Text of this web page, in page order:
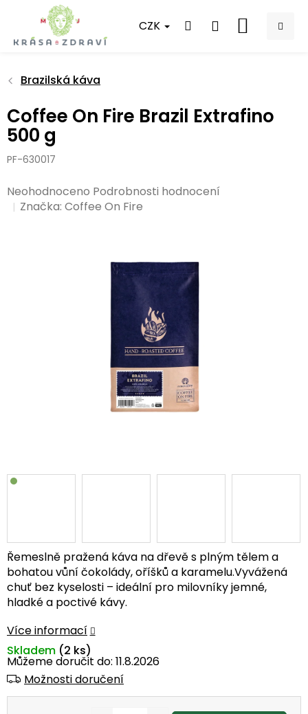
obsah
CZK
NÁKUPNÍ
Brazilská káva
Coffee On Fire Brazil Extrafino
500 g
PF-630017
Průměrné
hodnocení
Neohodnoceno Podrobnosti hodnocení
Značka:Coffee On Fire
Řemeslně pražená káva na dřevě s plným tělem a
bohatou vůní čokolády, oříšků a karamelu.Vyvážená
chuť bez kyselosti – ideální pro milovníky jemné,
hladké a poctivé kávy.
Více informací
Můžeme doručit do: 11.8.2026
Možnosti doručení
Skladem (2 ks)